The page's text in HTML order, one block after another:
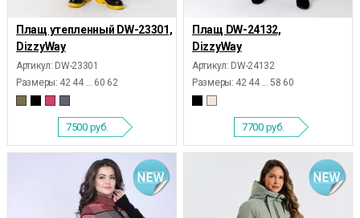
Плащ утепленный DW-23301,
DizzyWay
Артикул: DW-23301
Размеры: 42 44 ... 60 62
7500 руб.
Плащ DW-24132,
DizzyWay
Артикул: DW-24132
Размеры: 42 44 ... 58 60
7700 руб.